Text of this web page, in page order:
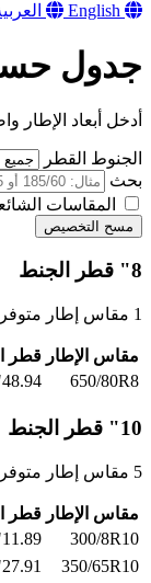
جدول
أدخل أبعاد
الجنوط القطر
بحث
المقاسات
مسح التخصيص
8" قطر الجنط
1 مقاس إطار متوفر
مقاس الإطار قطر
650/80R8
48.94"
10" قطر الجنط
5 مقاس إطار متوفر
مقاس الإطار قطر
300/8R10
11.89"
350/65R10
27.91"